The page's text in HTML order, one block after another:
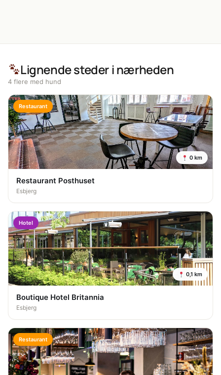
Lignende steder i nærheden
4 flere med hund
Restaurant
0 km
Restaurant Posthuset
Esbjerg
Hotel
0,1 km
Boutique Hotel Britannia
Esbjerg
Restaurant